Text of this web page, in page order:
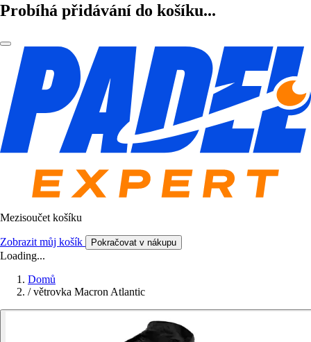
Probíhá přidávání do košíku...
Mezisoučet košíku
Zobrazit můj košík Pokračovat v nákupu
Loading...
Domů
/ větrovka Macron Atlantic